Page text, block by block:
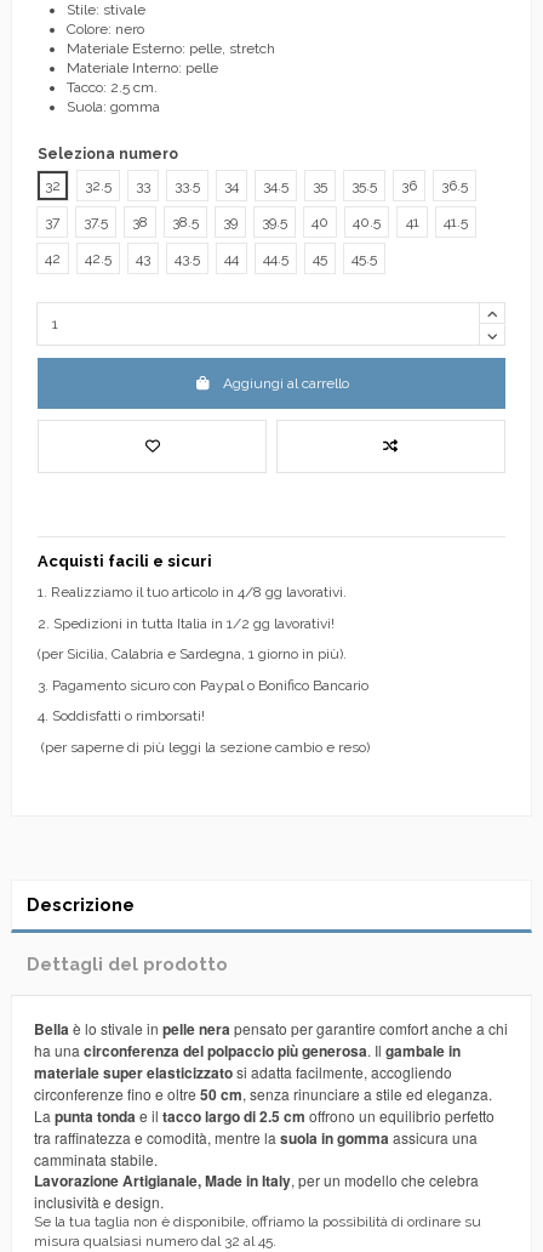
Stile: stivale
Colore: nero
Materiale Esterno: pelle, stretch
Materiale Interno: pelle
Tacco: 2.5 cm.
Suola: gomma
Seleziona numero
32
32.5 33 33.5 34 34.5 35 35.5 36 36.5
37 37.5 38 38.5 39 39.5 40 40.5 41 41.5
42 42.5 43 43.5 44 44.5 45 45.5
Aggiungi al carrello
Acquisti facili e sicuri
1. Realizziamo il tuo articolo in 4/8 gg lavorativi.
2. Spedizioni in tutta Italia in 1/2 gg lavorativi!
(per Sicilia, Calabria e Sardegna, 1 giorno in più).
3. Pagamento sicuro con Paypal o Bonifico Bancario
4. Soddisfatti o rimborsati!
(per saperne di più leggi la sezione cambio e reso)
Descrizione
Dettagli del prodotto
Bellaè lo stivale in pelle nerapensato per garantire comfort anche a chi
ha una circonferenza del polpaccio più generosa. Il gambale in
materiale super elasticizzatosi adatta facilmente, accogliendo
circonferenze fino e oltre 50 cm, senza rinunciare a stile ed eleganza.
La punta tondae il tacco largo di 2.5 cm offrono un equilibrio perfetto
tra raffinatezza e comodità, mentre la suola in gommaassicura una
camminata stabile.
Lavorazione Artigianale, Made in Italy, per un modello che celebra
inclusività e design.
Se la tua taglia non è disponibile, offriamo la possibilità di ordinare su
misura qualsiasi numero dal 32 al 45.